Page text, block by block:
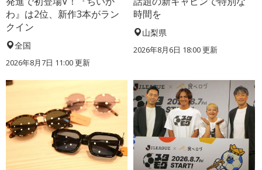
わ』は2位、新作3本がラン
クイン
全国
2026年8月7日 11:00更新
時間を
山梨県
2026年8月6日 18:00更新